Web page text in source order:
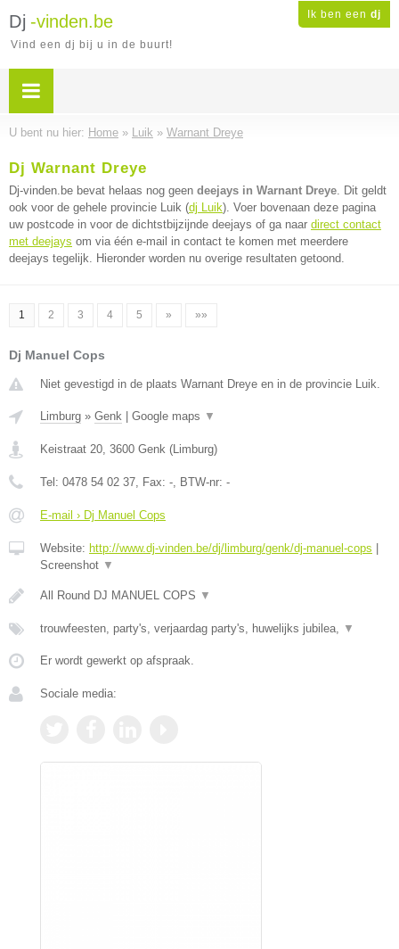
Ik ben een dj
Dj -vinden.be
Vind een dj bij u in de buurt!
U bent nu hier: Home » Luik » Warnant Dreye
Dj Warnant Dreye
Dj-vinden.be bevat helaas nog geen deejays in Warnant Dreye. Dit geldt
ook voor de gehele provincie Luik (dj Luik). Voer bovenaan deze pagina
uw postcode in voor de dichtstbijzijnde deejays of ga naar direct contact
met deejays om via één e-mail in contact te komen met meerdere
deejays tegelijk. Hieronder worden nu overige resultaten getoond.
1 2 3 4 5 » »»
Dj Manuel Cops
Niet gevestigd in de plaats Warnant Dreye en in de provincie Luik.
Limburg » Genk Google maps ▼
Keistraat 20, 3600 Genk (Limburg)
Tel: 0478 54 02 37, Fax: -, BTW-nr: -
E-mail › Dj Manuel Cops
Website: http://www.dj-vinden.be/dj/limburg/genk/dj-manuel-cops
Screenshot ▼
All Round DJ MANUEL COPS ▼
trouwfeesten, party's, verjaardag party's, huwelijks jubilea, ▼
Er wordt gewerkt op afspraak.
Sociale media: